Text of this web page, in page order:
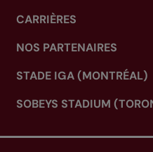
CARRIÈRES
NOS PARTENAIRES
STADE IGA (MONTRÉAL)
SOBEYS STADIUM